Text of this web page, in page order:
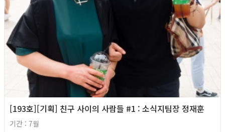
[193호][기획] 친구 사이의 사람들 #1 : 소식지팀장 정재훈
기간 : 7월